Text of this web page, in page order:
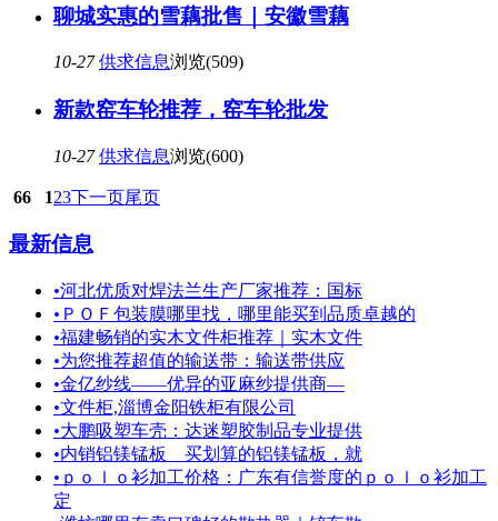
聊城实惠的雪藕批售｜安徽雪藕
10-27 供求信息浏览(509)
新款窑车轮推荐，窑车轮批发
10-27 供求信息浏览(600)
66 123下一页尾页
最新信息
•河北优质对焊法兰生产厂家推荐：国标
• ＰＯＦ包装膜哪里找，哪里能买到品质卓越的
•福建畅销的实木文件柜推荐｜实木文件
•为您推荐超值的输送带：输送带供应
•金亿纱线——优异的亚麻纱提供商—
•文件柜,淄博金阳铁柜有限公司
•大鹏吸塑车壳：达迷塑胶制品专业提供
•内销铝镁锰板 买划算的铝镁锰板，就
• ｐｏｌｏ衫加工价格：广东有信誉度的ｐｏｌｏ衫加工
定